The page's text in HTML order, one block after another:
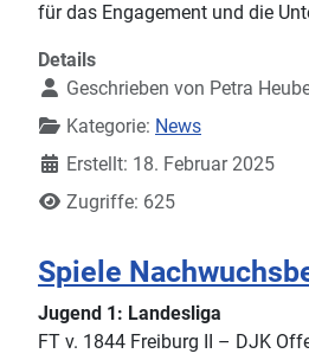
für das Engagement und die
Details
Geschrieben von Petra
Kategorie: News
Erstellt: 18. Februar 2025
Zugriffe: 625
Spiele
Jugend 1: Landesliga
FT v. 1844 Freiburg II – DJK